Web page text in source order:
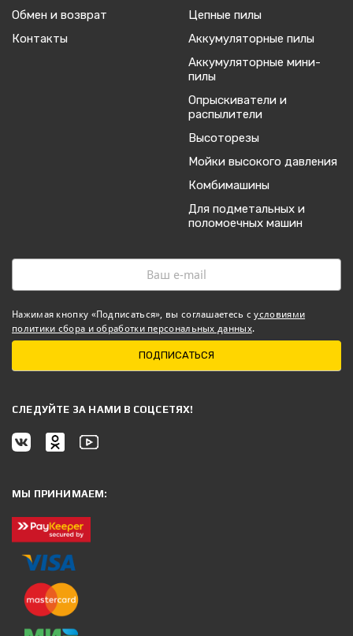
Обмен и возврат
Контакты
Цепные пилы
Аккумуляторные пилы
Аккумуляторные мини-
пилы
Опрыскиватели и
распылители
Высоторезы
Мойки высокого давления
Комбимашины
Для подметальных и
поломоечных машин
Нажимая кнопку «Подписаться», вы соглашаетесь сусловиями
политики сбора и обработки персональных данных.
ПОДПИСАТЬСЯ
CЛЕДУЙТЕ ЗА НАМИ В СОЦСЕТЯХ!
МЫ ПРИНИМАЕМ: